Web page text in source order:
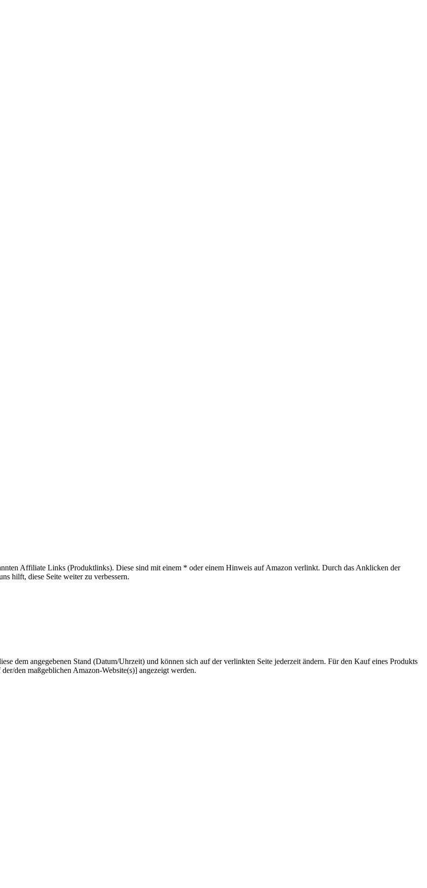
Affiliate Links (Produktlinks). Diese sind mit einem * oder einem Hinweis auf Amazon verlinkt. Durch das Anklicken der
hilft, diese Seite weiter zu verbessern.
dem angegebenen Stand (Datum/Uhrzeit) und können sich auf der verlinkten Seite jederzeit ändern. Für den Kauf eines Produkts
den maßgeblichen Amazon-Website(s)] angezeigt werden.